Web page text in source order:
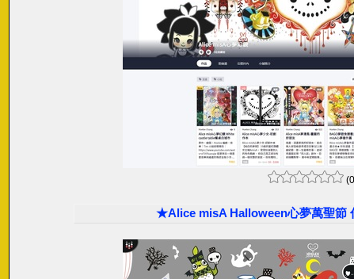
★Alice misA Halloween心夢萬聖節